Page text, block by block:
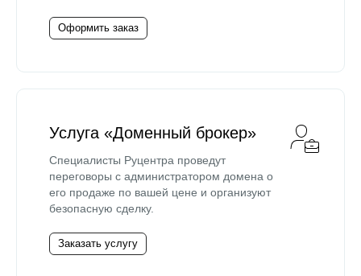
Оформить заказ
Услуга «Доменный брокер»
Специалисты Руцентра проведут
переговоры с администратором домена о
его продаже по вашей цене и организуют
безопасную сделку.
Заказать услугу